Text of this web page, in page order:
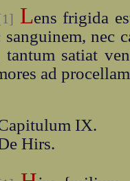
Lens frigida
sanguinem, nec
tantum satiat
ad
IX.
Hirs.